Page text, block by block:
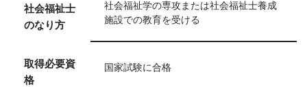
社会福祉士
のなり方
社会福祉学の専攻または社会福祉士養成
施設での教育を受ける
取得必要資
格
国家試験に合格